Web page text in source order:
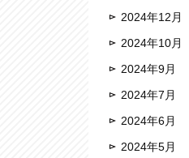
2024年12月
2024年10月
2024年9月
2024年7月
2024年6月
2024年5月